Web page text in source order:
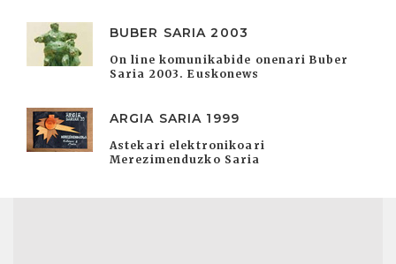
BUBER SARIA 2003
On line komunikabide onenari Buber
Saria 2003. Euskonews
ARGIA SARIA 1999
Astekari elektronikoari
Merezimenduzko Saria